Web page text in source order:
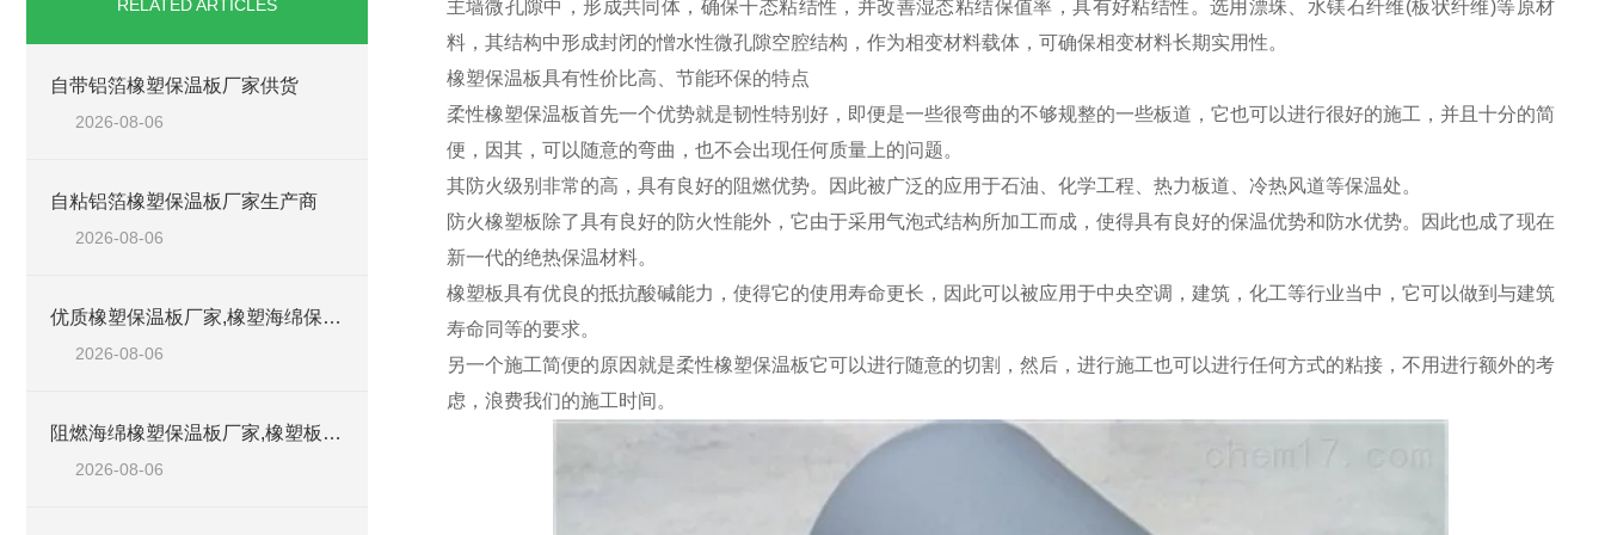
RELATED ARTICLES
自带铝箔橡塑保温板厂家供货
2026-08-06
自粘铝箔橡塑保温板厂家生产商
2026-08-06
优质橡塑保温板厂家,橡塑海绵保温材料供货商
2026-08-06
阻燃海绵橡塑保温板厂家,橡塑板厂家销售点
2026-08-06
主墙微孔隙中，形成共同体，确保干态粘结性，并改善湿态粘结保值率，具有好粘结性。选用漂珠、水镁石纤维(板状纤维)等原材
料，其结构中形成封闭的憎水性微孔隙空腔结构，作为相变材料载体，可确保相变材料长期实用性。
橡塑保温板具有性价比高、节能环保的特点
柔性橡塑保温板首先一个优势就是韧性特别好，即便是一些很弯曲的不够规整的一些板道，它也可以进行很好的施工，并且十分的简
便，因其，可以随意的弯曲，也不会出现任何质量上的问题。
其防火级别非常的高，具有良好的阻燃优势。因此被广泛的应用于石油、化学工程、热力板道、冷热风道等保温处。
防火橡塑板除了具有良好的防火性能外，它由于采用气泡式结构所加工而成，使得具有良好的保温优势和防水优势。因此也成了现在
新一代的绝热保温材料。
橡塑板具有优良的抵抗酸碱能力，使得它的使用寿命更长，因此可以被应用于中央空调，建筑，化工等行业当中，它可以做到与建筑
寿命同等的要求。
另一个施工简便的原因就是柔性橡塑保温板它可以进行随意的切割，然后，进行施工也可以进行任何方式的粘接，不用进行额外的考
虑，浪费我们的施工时间。